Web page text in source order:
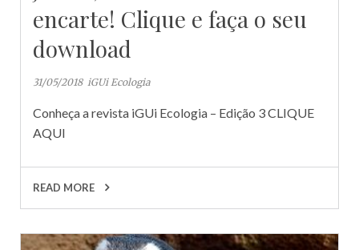
encarte! Clique e faça o seu
download
31/05/2018 iGUi Ecologia
Conheça a revista iGUi Ecologia – Edição 3 CLIQUE
AQUI
READ MORE